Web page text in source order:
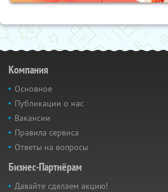
Компания
Основное
Публикации о нас
Вакансии
Правила сервиса
Ответы на вопросы
Бизнес-Партнёрам
Давайте сделаем акцию!